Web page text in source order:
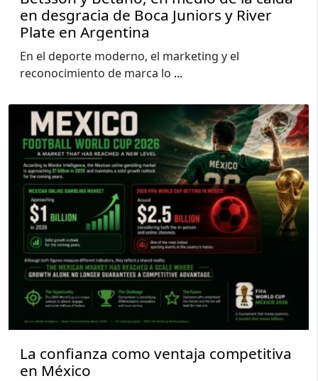
en desgracia de Boca Juniors y River
Plate en Argentina
En el deporte moderno, el marketing y el
reconocimiento de marca lo ...
La confianza como ventaja competitiva
en México